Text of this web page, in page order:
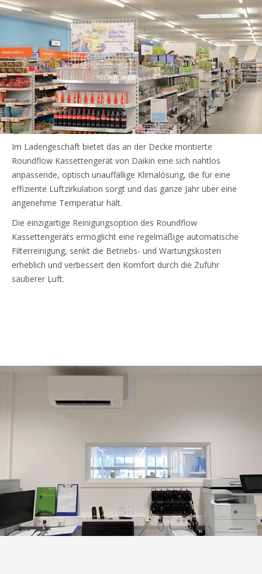
Im Ladengeschäft bietet das an der Decke montierte
Roundflow Kassettengerät von Daikin eine sich nahtlos
anpassende, optisch unauffällige Klimalösung, die für eine
effiziente Luftzirkulation sorgt und das ganze Jahr über eine
angenehme Temperatur hält.
Die einzigartige Reinigungsoption des Roundflow
Kassettengeräts ermöglicht eine regelmäßige automatische
Filterreinigung, senkt die Betriebs- und Wartungskosten
erheblich und verbessert den Komfort durch die Zufuhr
sauberer Luft.